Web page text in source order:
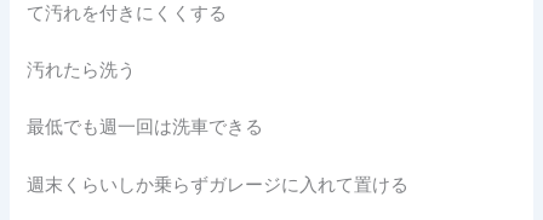
て汚れを付きにくくする
汚れたら洗う
最低でも週一回は洗車できる
週末くらいしか乗らずガレージに入れて置ける